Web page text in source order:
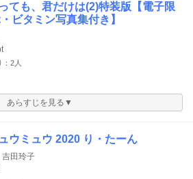
ても、君だけは(2)特装版【電子限
ビタミン写真集付き】
：2人
あらすじを見る▼
ウミュウ 2020 り・たーん
吉田玲子